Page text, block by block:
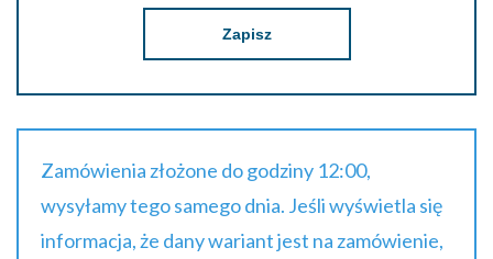
Zapisz
Zamówienia złożone do godziny 12:00,
wysyłamy tego samego dnia. Jeśli wyświetla się
informacja, że dany wariant jest na zamówienie,